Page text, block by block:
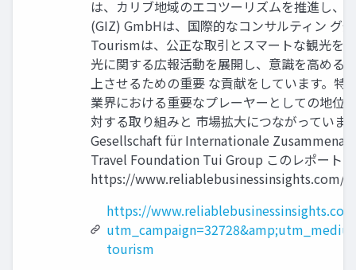
は、カリブ地域のエコツーリズムを推進し
(GIZ) GmbHは、国際的なコンサルティン グ
Tourismは、公正な取引とスマートな観光を
光に関する広報活動を展開し、意識を高める
上させるための重要 な貢献をしています。
業界における重要なプレーヤーとしての地位
対する取り組みと 市場拡大につながってい
Gesellschaft für Internationale
Travel Foundation Tui Group このレポート
https://www.reliablebusinessinsights.com/
https://
tourism